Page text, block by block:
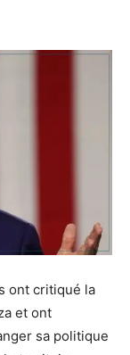
ont critiqué la
et ont
sa politique